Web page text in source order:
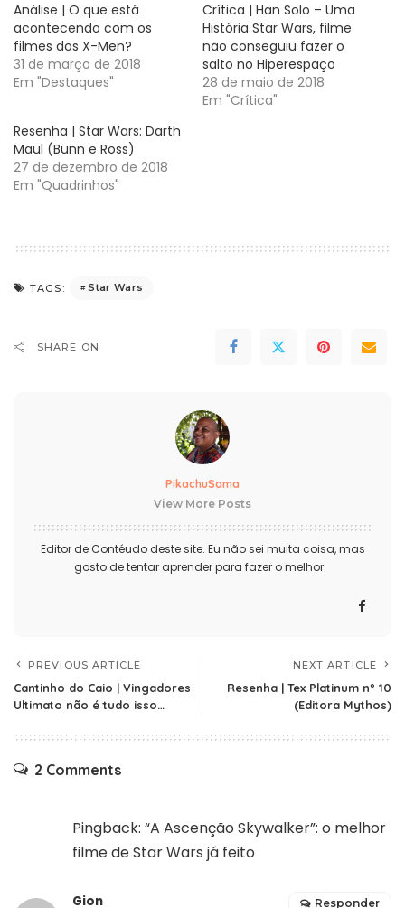
Análise | O que está
acontecendo com os
filmes dos X-Men?
31 de março de 2018
Em "Destaques"
Crítica | Han Solo – Uma
História Star Wars, filme
não conseguiu fazer o
salto no Hiperespaço
28 de maio de 2018
Em "Crítica"
Resenha | Star Wars: Darth
Maul (Bunn e Ross)
27 de dezembro de 2018
Em "Quadrinhos"
TAGS: Star Wars
SHARE ON
PikachuSama
View More Posts
Editor de Contéudo deste site. Eu não sei muita coisa, mas
gosto de tentar aprender para fazer o melhor.
PREVIOUS ARTICLE
Cantinho do Caio | Vingadores
Ultimato não é tudo isso…
NEXT ARTICLE
Resenha | Tex Platinum nº 10
(Editora Mythos)
2 Comments
Pingback: “A Ascenção Skywalker”: o melhor
filme de Star Wars já feito
Gion Responder